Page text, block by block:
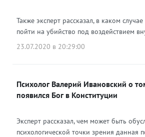
Также эксперт рассказал, в каком
пойти на убийство под воздействием
23.07.2020 в 20:29:00
Психолог Валерий Ивановский о
появился Бог в Конституции
Эксперт рассказал, чем может быть
психологической точки зрения данная